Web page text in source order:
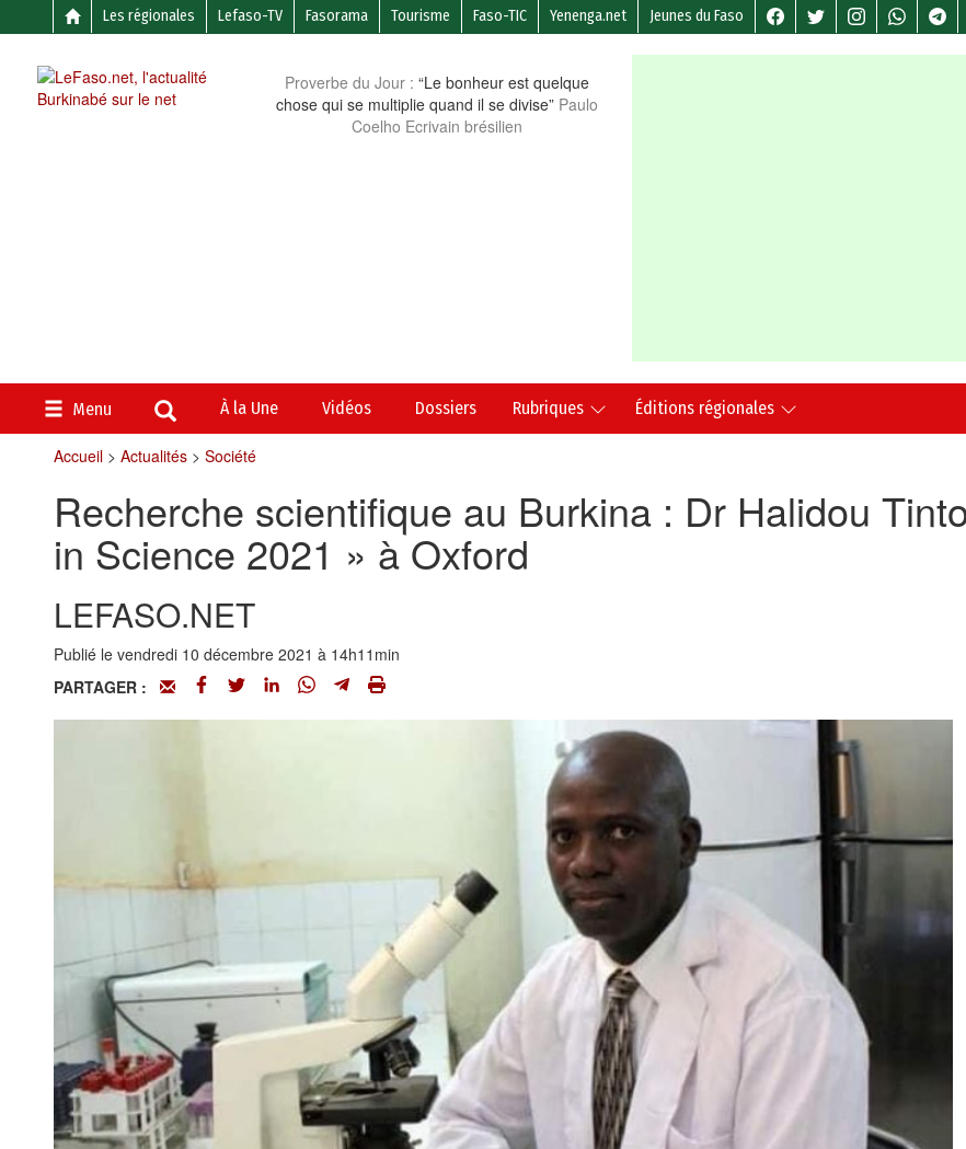
Les régionales Lefaso-TV Fasorama Tourisme Faso-TIC Yenenga.net Jeunes du Faso
Proverbe du Jour : “Le bonheur est quelque
chose qui se multiplie quand il se divise” Paulo
Coelho Ecrivain brésilien
Menu À la Une Vidéos Dossiers Rubriques Éditions régionales
Accueil> Actualités> Société
Recherche scientifique au Burkina : Dr Halidou
in Science 2021 » à Oxford
LEFASO.NET
Publié le vendredi 10 décembre 2021 à 14h11min
PARTAGER :